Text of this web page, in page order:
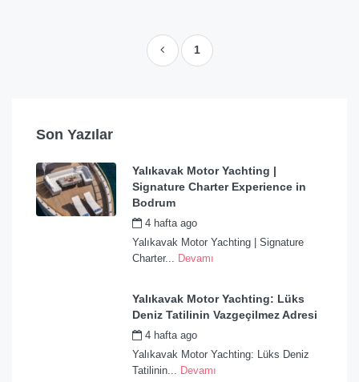
1
Son Yazılar
Yalıkavak Motor Yachting |
Signature Charter Experience in
Bodrum
4 hafta ago
Yalıkavak Motor Yachting | Signature
Charter...
Devamı
Yalıkavak Motor Yachting: Lüks
Deniz Tatilinin Vazgeçilmez Adresi
4 hafta ago
Yalıkavak Motor Yachting: Lüks Deniz
Tatilinin...
Devamı